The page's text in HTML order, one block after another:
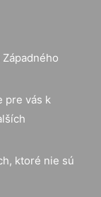
pre vás k
ktoré nie sú